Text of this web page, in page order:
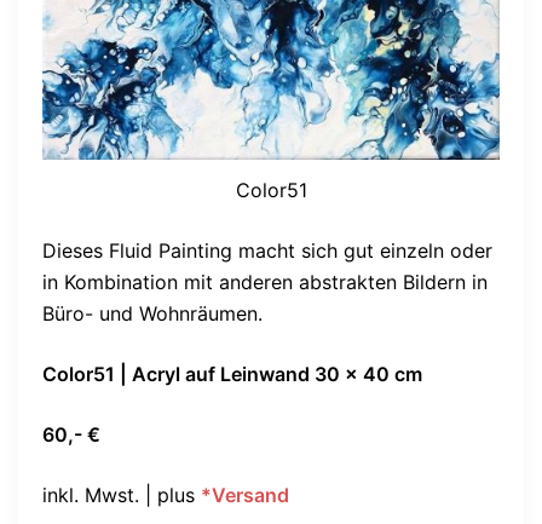
Color51
Dieses Fluid Painting macht sich gut einzeln oder
in Kombination mit anderen abstrakten Bildern in
Büro- und Wohnräumen.
Color51 | Acryl auf Leinwand 30 x 40 cm
60,- €
inkl. Mwst. | plus *Versand